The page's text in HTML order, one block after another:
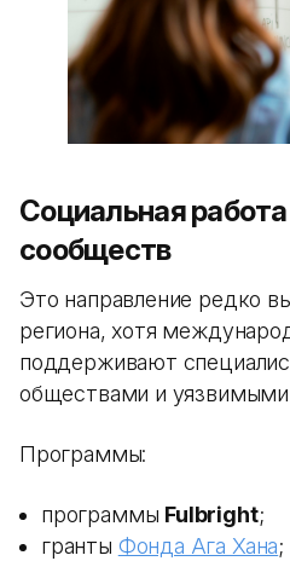
Социальная
сообществ
Это направление редко
региона, хотя
поддерживают
обществами и уязвимыми
Программы:
программы Fulbright;
гранты Фонда Ага Хана;